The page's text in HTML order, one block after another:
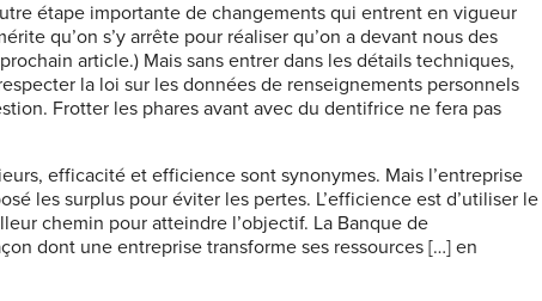
étape importante de changements qui entrent en vigueur
qu’on s’y arrête pour réaliser qu’on a devant nous des
article.) Mais sans entrer dans les détails techniques,
la loi sur les données de renseignements personnels
Frotter les phares avant avec du dentifrice ne fera pas
efficacité et efficience sont synonymes. Mais l’entreprise
les surplus pour éviter les pertes. L’efficience est d’utiliser le
chemin pour atteindre l’objectif. La Banque de
dont une entreprise transforme ses ressources […] en